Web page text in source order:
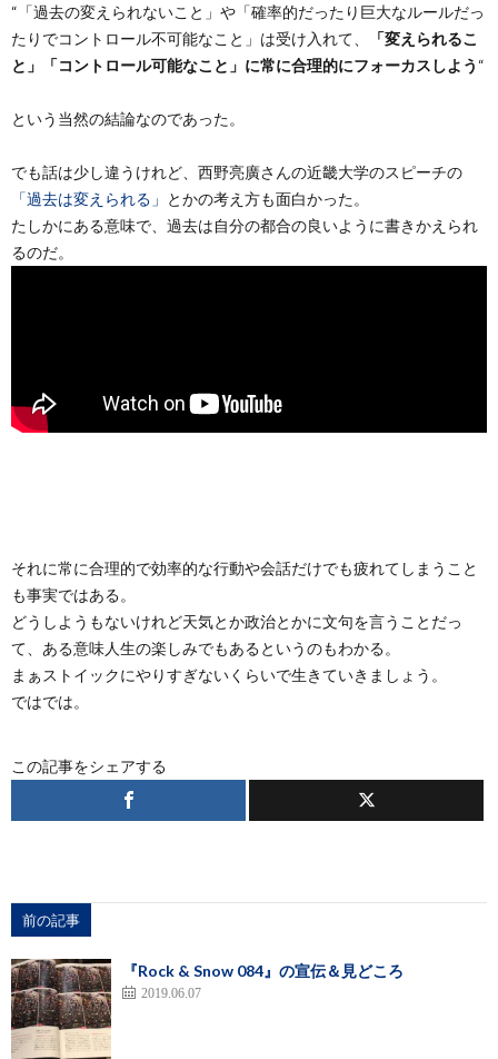
“「過去の変えられないこと」や「確率的だったり巨大なルールだっ
たりでコントロール不可能なこと」は受け入れて、
「変えられるこ
と」「コントロール可能なこと」に常に合理的にフォーカスしよう “
という当然の結論なのであった。
でも話は少し違うけれど、西野亮廣さんの近畿大学のスピーチの
「過去は変えられる」 とかの考え方も面白かった。
たしかにある意味で、過去は自分の都合の良いように書きかえられ
るのだ。
それに常に合理的で効率的な行動や会話だけでも疲れてしまうこと
も事実ではある。
どうしようもないけれど天気とか政治とかに文句を言うことだっ
て、ある意味人生の楽しみでもあるというのもわかる。
まぁストイックにやりすぎないくらいで生きていきましょう。
ではでは。
この記事をシェアする
前の記事
『Rock & Snow 084』の宣伝＆見どころ
2019.06.07